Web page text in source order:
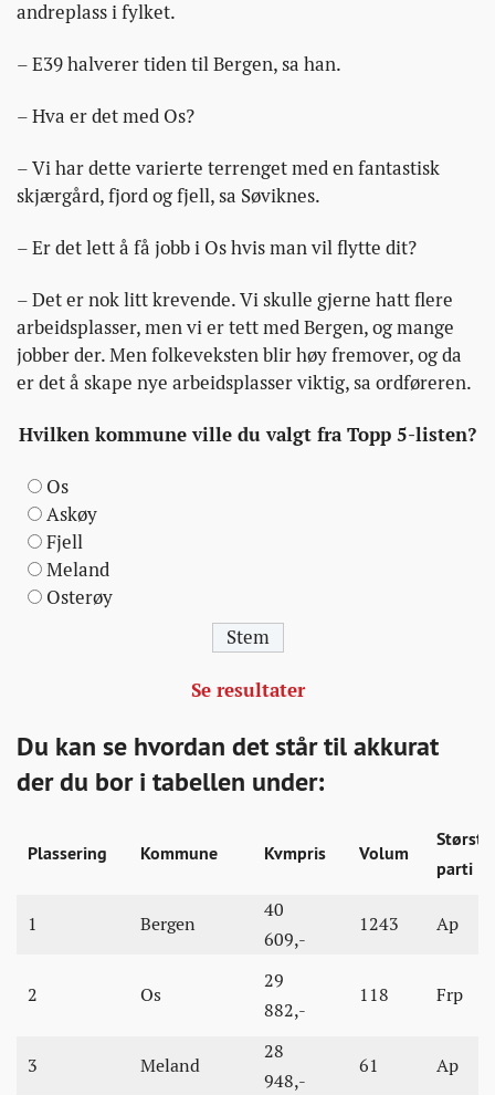
andreplass i fylket.
– E39 halverer tiden til Bergen, sa han.
– Hva er det med Os?
– Vi har dette varierte terrenget med en fantastisk
skjærgård, fjord og fjell, sa Søviknes.
– Er det lett å få jobb i Os hvis man vil flytte dit?
– Det er nok litt krevende. Vi skulle gjerne hatt flere
arbeidsplasser, men vi er tett med Bergen, og mange
jobber der. Men folkeveksten blir høy fremover, og da
er det å skape nye arbeidsplasser viktig, sa ordføreren.
Hvilken kommune ville du valgt fra Topp 5-listen?
Os
Askøy
Fjell
Meland
Osterøy
Se resultater
Du kan se hvordan det står til akkurat
der du bor i tabellen under:
Plassering Kommune Kvmpris Volum
Største
parti
1 Bergen
40
609,-
1243 Ap
2 Os
29
882,-
118 Frp
3 Meland
28
948,-
61 Ap